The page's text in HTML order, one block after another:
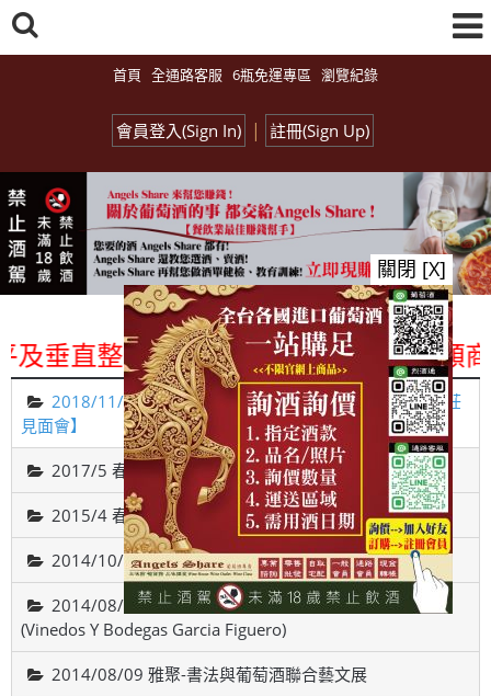
首頁 全通路客服 6瓶免運專區 瀏覽紀錄
會員登入(Sign In) | 註冊(Sign Up)
垂直整合、一次購足」各國進口酒類商
2018/11/26【Monday Red 之 遇見葡萄牙古城貴族酒莊
見面會】
2017/5 春之氣泡酒試飲博覽會
2015/4 春之氣泡酒試飲博覽會
2014/10/18智利-威帝偉士酒廠品酒會(VALDIVIESO)
2014/08/22 西班牙斗羅河產區，費加洛酒莊品酒會
(Vinedos Y Bodegas Garcia Figuero)
2014/08/09 雅聚-書法與葡萄酒聯合藝文展
關閉 [X]